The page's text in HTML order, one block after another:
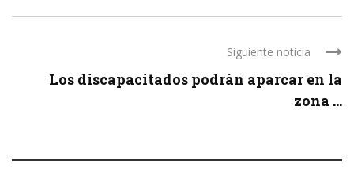
Siguiente noticia
Los discapacitados podrán aparcar en la
zona ...